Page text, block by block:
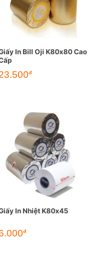
In Bill Oji K80x80 Cao
đ
In Nhiệt K80x45
đ